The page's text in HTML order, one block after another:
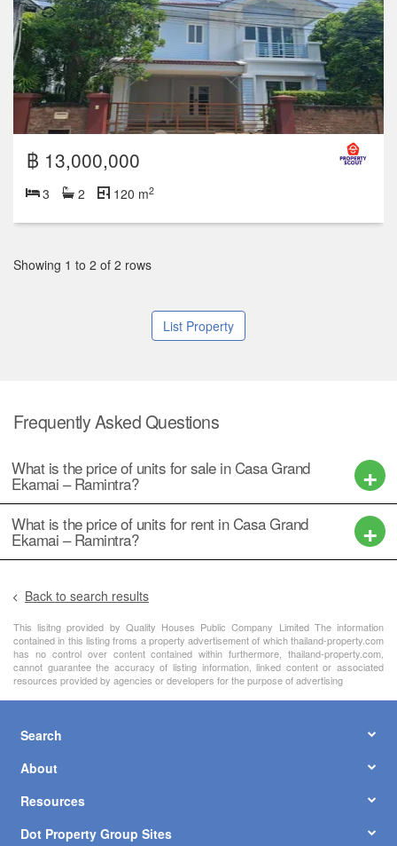
฿ 13,000,000
3 2 120 m2
Showing 1 to 2 of 2 rows
List Property
Frequently Asked Questions
What is the price of units for sale in Casa Grand
Ekamai – Ramintra?
What is the price of units for rent in Casa Grand
Ekamai – Ramintra?
Back to search results
This lisitng provided by Quality Houses Public Company Limited The information
contained in this listing froms a property advertisement of which thailand-property.com
has no control over content contained within furthermore, thailand-property.com,
cannot guarantee the accuracy of listing information, linked content or associated
resources provided by agencies or developers for the purpose of advertising
Search
About
Resources
Dot Property Group Sites